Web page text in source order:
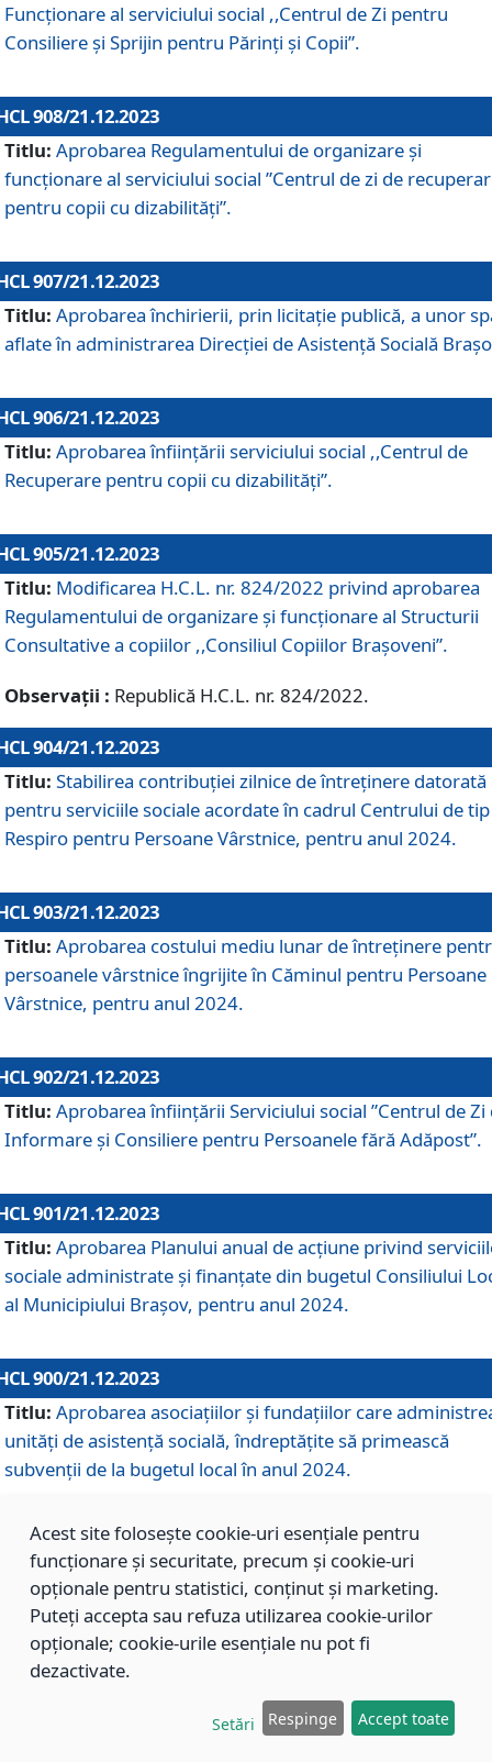
Funcționare al serviciului social ,,Centrul de Zi pentru
Consiliere şi Sprijin pentru Părinţi şi Copii”.
908/21.12.2023
Titlu: Aprobarea Regulamentului de organizare şi
funcţionare al serviciului social ”Centrul de zi de
pentru copii cu dizabilități”.
907/21.12.2023
Titlu: Aprobarea închirierii, prin licitație publică, a unor
aflate în administrarea Direcției de Asistență Socială
906/21.12.2023
Titlu: Aprobarea înființării serviciului social ,,Centrul de
Recuperare pentru copii cu dizabilități”.
905/21.12.2023
Titlu: Modificarea H.C.L. nr. 824/2022 privind aprobarea
Regulamentului de organizare şi funcţionare al Structurii
Consultative a copiilor ,,Consiliul Copiilor Braşoveni”.
Observații : Republică H.C.L. nr. 824/2022.
904/21.12.2023
Titlu: Stabilirea contribuţiei zilnice de întreținere datorată
pentru serviciile sociale acordate în cadrul Centrului de tip
Respiro pentru Persoane Vârstnice, pentru anul 2024.
903/21.12.2023
Titlu: Aprobarea costului mediu lunar de întreţinere
persoanele vârstnice îngrijite în Căminul pentru Persoane
Vârstnice, pentru anul 2024.
902/21.12.2023
Titlu: Aprobarea înființării Serviciului social ”Centrul de Zi
Informare și Consiliere pentru Persoanele fără Adăpost”.
901/21.12.2023
Titlu: Aprobarea Planului anual de acțiune privind
sociale administrate și finanțate din bugetul Consiliului
al Municipiului Brașov, pentru anul 2024.
900/21.12.2023
Titlu: Aprobarea asociațiilor şi fundațiilor care
unități de asistenţă socială, îndreptăţite să primească
subvenţii de la bugetul local în anul 2024.
899/21.12.2023
Aprobarea standardelor de cost pentru serviciile
sociale furnizate în cadrul Direcției de Asistență Socială
Brașov, pentru anul 2024.
Modificarea Anexei la H.C.L. nr. 91 din 09.02.2018,
Acest site folosește cookie-uri esențiale pentru
funcționare și securitate, precum și cookie-uri
opționale pentru statistici, conținut și marketing.
Puteți accepta sau refuza utilizarea cookie-urilor
opționale; cookie-urile esențiale nu pot fi
dezactivate.
Setări Respinge Accept toate